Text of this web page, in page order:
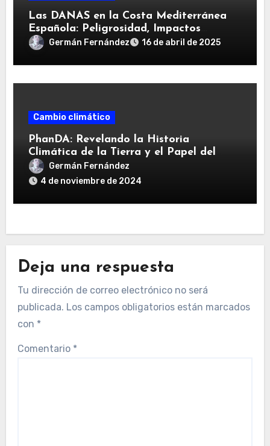
Las DANAS en la Costa Mediterránea
Española: Peligrosidad, Impactos
Recientes, Influencia Climática y
Germán Fernández 16 de abril de 2025
Cambio climático
PhanDA: Revelando la Historia
Climática de la Tierra y el Papel del
CO2Germán Fernández
4 de noviembre de 2024
Deja una respuesta
Tu dirección de correo electrónico no será
publicada. Los campos obligatorios están marcados
con *
Comentario *